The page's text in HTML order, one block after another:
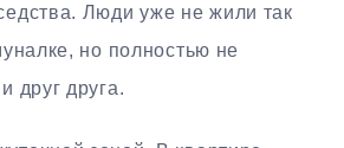
Люди уже не жили так
но полностью не
друг друга.